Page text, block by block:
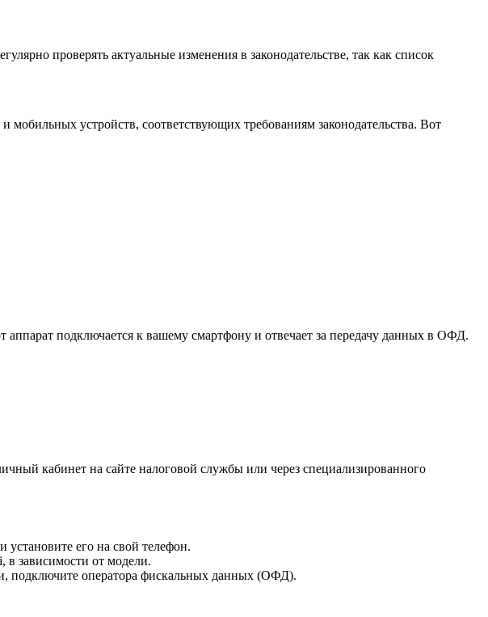
проверять актуальные изменения в законодательстве, так как список
устройств, соответствующих требованиям законодательства. Вот
подключается к вашему смартфону и отвечает за передачу данных в ОФД.
кабинет на сайте налоговой службы или через специализированного
его на свой телефон.
зависимости от модели.
подключите оператора фискальных данных (ОФД).